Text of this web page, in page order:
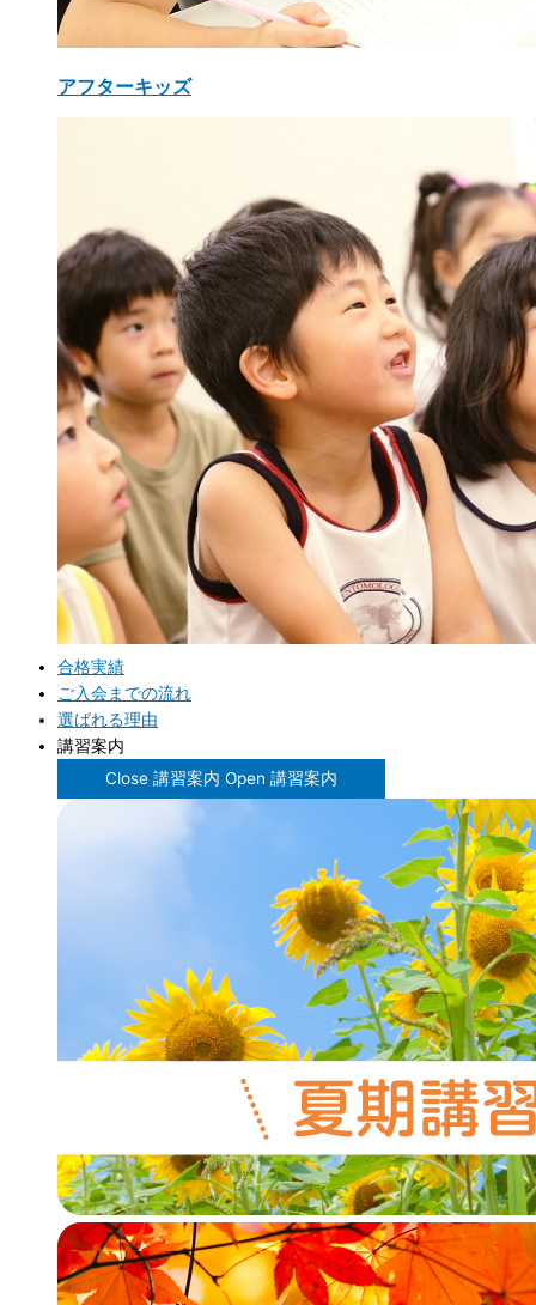
アフターキッズ
合格実績
ご入会までの流れ
選ばれる理由
講習案内
Close 講習案内 Open 講習案内